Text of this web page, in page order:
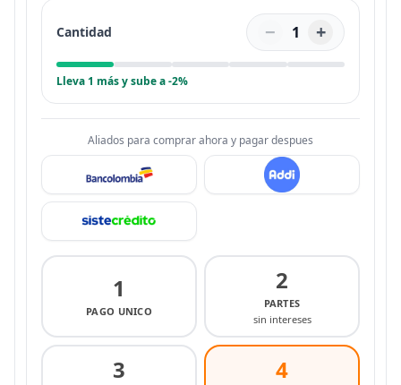
Cantidad − 1 +
Lleva 1 más y sube a -2%
Aliados para comprar ahora y pagar despues
1
PAGO UNICO
2
PARTES
sin intereses
3 4